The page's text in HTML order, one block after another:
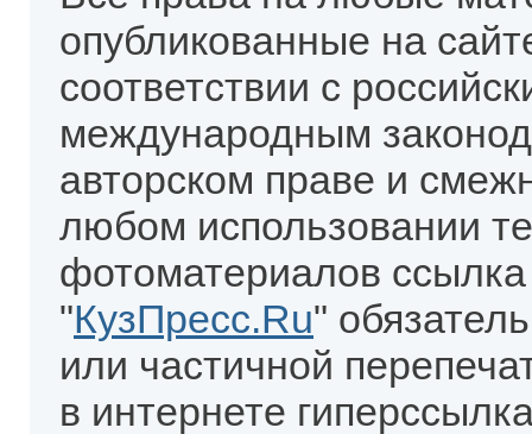
опубликованные на
соответствии с
международным
авторском праве и
любом использовании
фотоматериалов
"КузПресс.Ru"
или частичной
в интернете